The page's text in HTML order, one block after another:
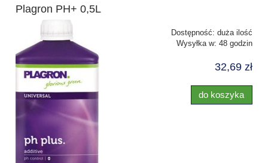
Plagron PH+ 0,5L
Dostępność: duża ilość
Wysyłka w: 48 godzin
32,69 zł
do koszyka